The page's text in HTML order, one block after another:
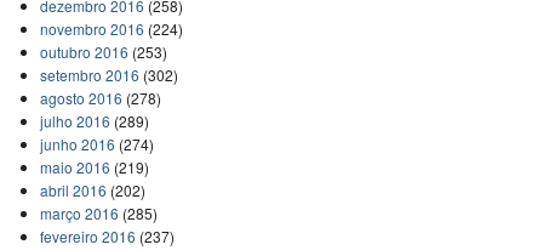
dezembro 2016 (258)
novembro 2016 (224)
outubro 2016 (253)
setembro 2016 (302)
agosto 2016 (278)
julho 2016 (289)
junho 2016 (274)
maio 2016 (219)
abril 2016 (202)
março 2016 (285)
fevereiro 2016 (237)